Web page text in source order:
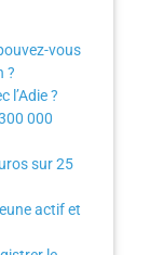
vous
?
l’Adie ?
000
sur 25
actif et